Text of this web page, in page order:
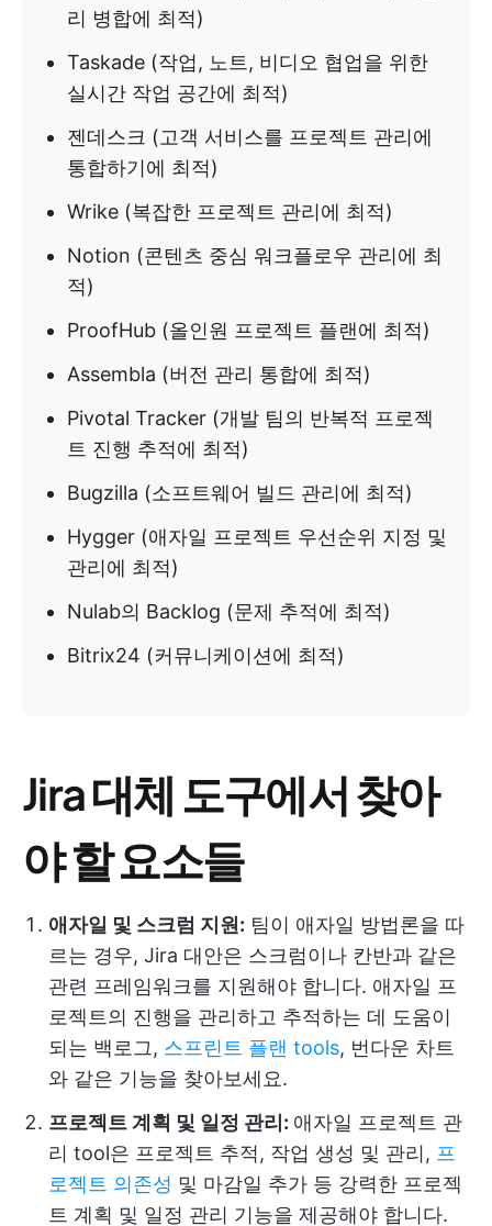
리 병합에 최적)
Taskade (작업, 노트, 비디오 협업을 위한
실시간 작업 공간에 최적)
젠데스크 (고객 서비스를 프로젝트 관리에
통합하기에 최적)
Wrike (복잡한 프로젝트 관리에 최적)
Notion (콘텐츠 중심 워크플로우 관리에 최
적)
ProofHub (올인원 프로젝트 플랜에 최적)
Assembla (버전 관리 통합에 최적)
Pivotal Tracker (개발 팀의 반복적 프로젝
트 진행 추적에 최적)
Bugzilla (소프트웨어 빌드 관리에 최적)
Hygger (애자일 프로젝트 우선순위 지정 및
관리에 최적)
Nulab의 Backlog (문제 추적에 최적)
Bitrix24 (커뮤니케이션에 최적)
Jira 대체 도구에서 찾아
야 할 요소들
애자일 및 스크럼 지원: 팀이 애자일 방법론을 따
르는 경우, Jira 대안은 스크럼이나 칸반과 같은
관련 프레임워크를 지원해야 합니다. 애자일 프
로젝트의 진행을 관리하고 추적하는 데 도움이
되는 백로그, 스프린트 플랜 tools, 번다운 차트
와 같은 기능을 찾아보세요.
프로젝트 계획 및 일정 관리: 애자일 프로젝트 관
리 tool은 프로젝트 추적, 작업 생성 및 관리, 프
로젝트 의존성 및 마감일 추가 등 강력한 프로젝
트 계획 및 일정 관리 기능을 제공해야 합니다.